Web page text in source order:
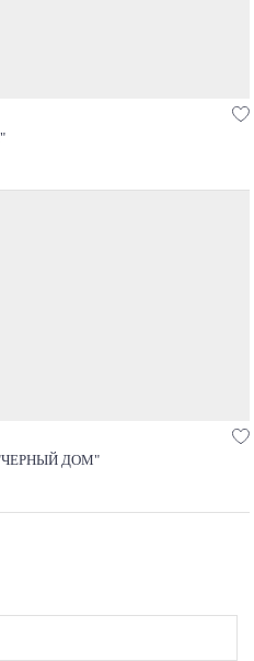
ДОМ"